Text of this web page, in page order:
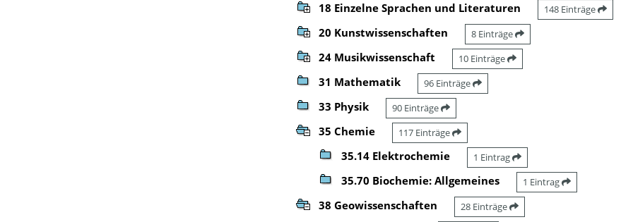
18 Einzelne Sprachen und Literaturen 148 Einträge
20 Kunstwissenschaften 8 Einträge
24 Musikwissenschaft 10 Einträge
31 Mathematik 96 Einträge
33 Physik 90 Einträge
35 Chemie 117 Einträge
35.14 Elektrochemie 1 Eintrag
35.70 Biochemie: Allgemeines 1 Eintrag
38 Geowissenschaften 28 Einträge